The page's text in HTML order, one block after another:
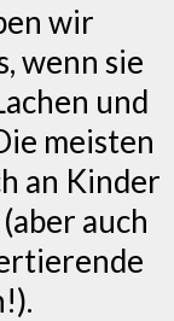
wir
wenn sie
und
meisten
an Kinder
auch